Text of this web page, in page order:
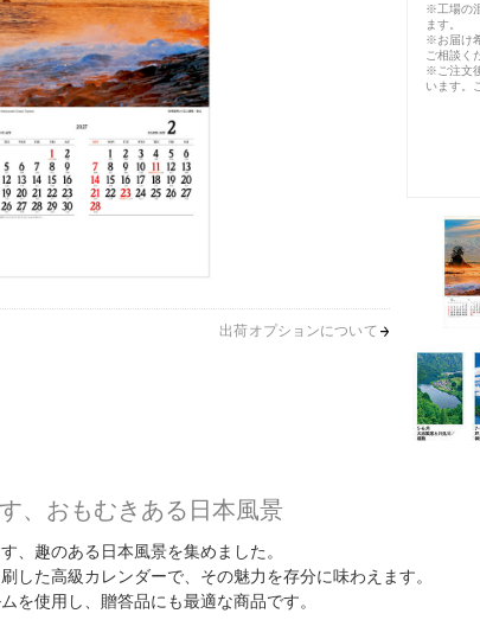
出荷オプションについて
※工場の
ます。
※お届け
ご相談く
※ご注文
います。
、おもむきある日本風景
、趣のある日本風景を集めました。
した高級カレンダーで、その魅力を存分に味わえます。
を使用し、贈答品にも最適な商品です。